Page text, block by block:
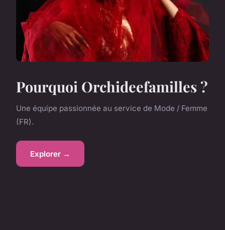
Pourquoi Orchideefamilles ?
Une équipe passionnée au service de Mode / Femme
(FR).
Explorer →